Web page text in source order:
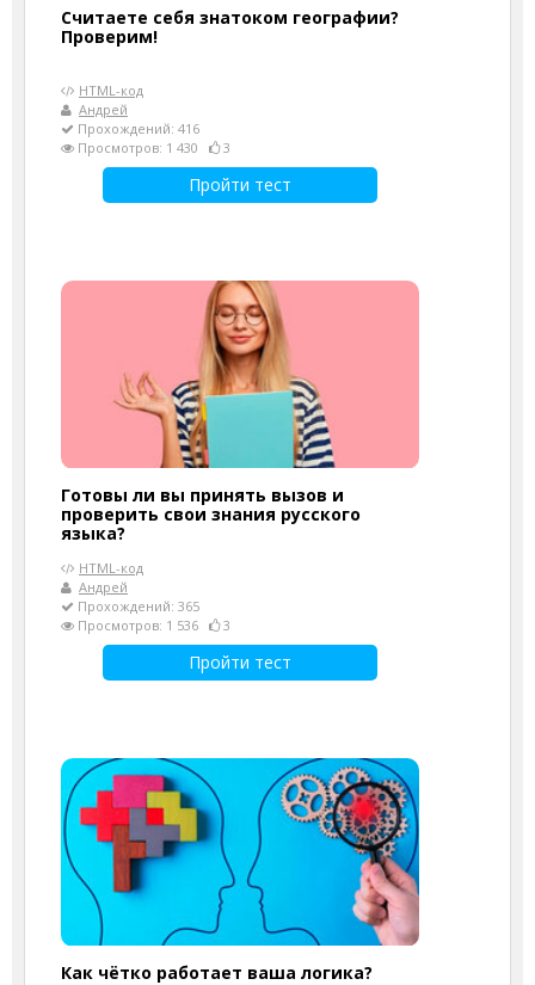
Считаете себя знатоком географии?
Проверим!
HTML-код
Андрей
Прохождений: 416
Просмотров: 1 430
3
Пройти тест
Готовы ли вы принять вызов и
проверить свои знания русского
языка?
HTML-код
Андрей
Прохождений: 365
Просмотров: 1 536
3
Пройти тест
Как чётко работает ваша логика?